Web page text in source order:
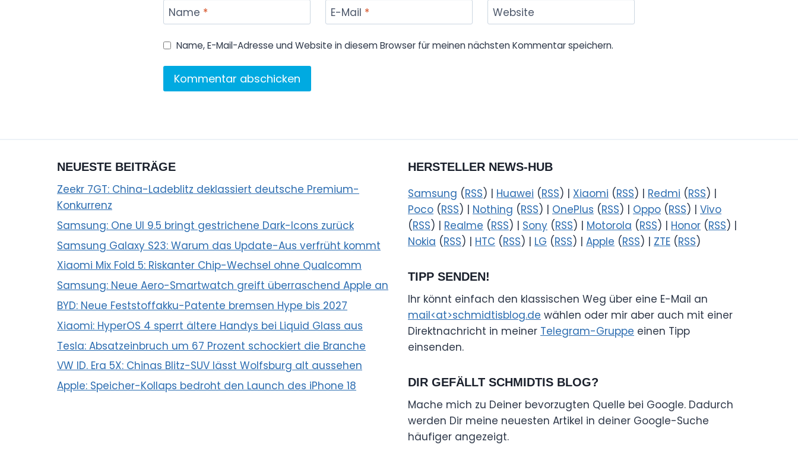
Name * E-Mail * Website
Name, E-Mail-Adresse und Website in diesem Browser für meinen nächsten Kommentar speichern.
NEUESTE BEITRÄGE
Zeekr 7GT: China-Ladeblitz deklassiert deutsche Premium-
Konkurrenz
Samsung: One UI 9.5 bringt gestrichene Dark-Icons zurück
Samsung Galaxy S23: Warum das Update-Aus verfrüht kommt
Xiaomi Mix Fold 5: Riskanter Chip-Wechsel ohne Qualcomm
Samsung: Neue Aero-Smartwatch greift überraschend Apple an
BYD: Neue Feststoffakku-Patente bremsen Hype bis 2027
Xiaomi: HyperOS 4 sperrt ältere Handys bei Liquid Glass aus
Tesla: Absatzeinbruch um 67 Prozent schockiert die Branche
VW ID. Era 5X: Chinas Blitz-SUV lässt Wolfsburg alt aussehen
Apple: Speicher-Kollaps bedroht den Launch des iPhone 18
HERSTELLER NEWS-HUB
Samsung (RSS) | Huawei (RSS) | Xiaomi (RSS) | Redmi (RSS) |
Poco (RSS) | Nothing (RSS) | OnePlus (RSS) | Oppo (RSS) | Vivo
(RSS) | Realme (RSS) | Sony (RSS) | Motorola (RSS) | Honor (RSS) |
Nokia (RSS) | HTC (RSS) | LG (RSS) | Apple (RSS) | ZTE (RSS)
TIPP SENDEN!
Ihr könnt einfach den klassischen Weg über eine E-Mail an
mail<at>schmidtisblog.de wählen oder mir aber auch mit einer
Direktnachricht in meiner Telegram-Gruppe einen Tipp
einsenden.
DIR GEFÄLLT SCHMIDTIS BLOG?
Mache mich zu Deiner bevorzugten Quelle bei Google. Dadurch
werden Dir meine neuesten Artikel in deiner Google-Suche
häufiger angezeigt.